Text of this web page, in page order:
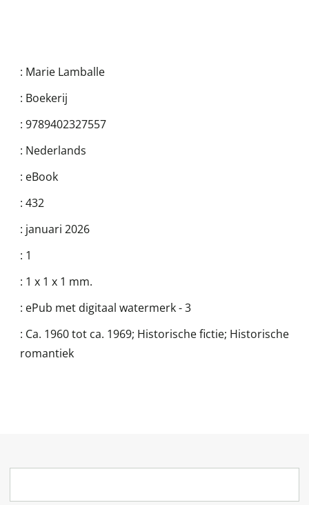
: Marie Lamballe
: Boekerij
: 9789402327557
: Nederlands
: eBook
: 432
: januari 2026
: 1
: 1 x 1 x 1 mm.
: ePub met digitaal watermerk - 3
: Ca. 1960 tot ca. 1969; Historische fictie; Historische
romantiek